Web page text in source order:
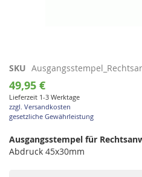
Zum
Anfang
der
Bildgalerie
springen
SKU
49,95 €
Lieferzeit 1-3 Werktage
zzgl. Versandkosten
gesetzliche Gewährleistung
Ausgangsstempel für
Abdruck 45x30mm